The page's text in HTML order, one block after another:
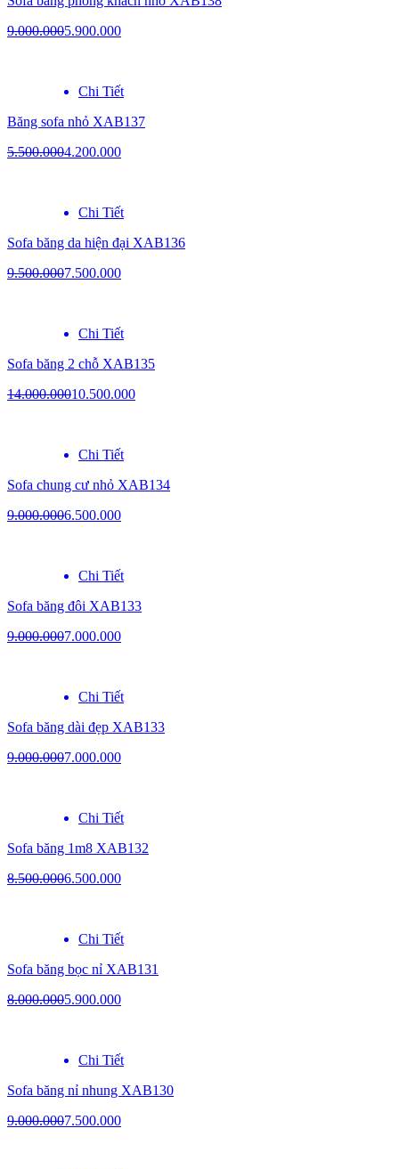
9.000.0005.900.000
Chi Tiết
Băng sofa nhỏ XAB137
5.500.0004.200.000
Chi Tiết
Sofa băng da hiện đại XAB136
9.500.0007.500.000
Chi Tiết
Sofa băng 2 chỗ XAB135
14.000.00010.500.000
Chi Tiết
Sofa chung cư nhỏ XAB134
9.000.0006.500.000
Chi Tiết
Sofa băng đôi XAB133
9.000.0007.000.000
Chi Tiết
Sofa băng dài đẹp XAB133
9.000.0007.000.000
Chi Tiết
Sofa băng 1m8 XAB132
8.500.0006.500.000
Chi Tiết
Sofa băng bọc nỉ XAB131
8.000.0005.900.000
Chi Tiết
Sofa băng nỉ nhung XAB130
9.000.0007.500.000